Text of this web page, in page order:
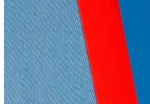
Sağlık ve güzellik takviyeleri, vitamin ve
direncini ve cilt sağlığını destekler. Doğru
ürün seçimi önemli, uzman görüşü alınmalı.
Demir, C ve B12 Vitaminleri:
Takviye Rehberi ve Dikkat Edilmesi
Demir, C ve B12 vitaminleri, sağlıklı yaşam
sahiptir. Eksiklikleri ciddi sağlık sorunlarına
takviye ve uzman tavsiyesiyle dengeli